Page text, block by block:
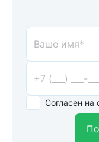
Согласен на